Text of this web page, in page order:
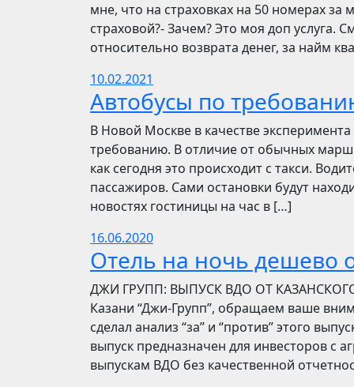
мне, что на страховках на 50 номерах за
страховой?- Зачем? Это моя доп услуга.
относительно возврата денег, за найм
10.02.2021
Автобусы по
В Новой Москве в качестве
требованию. В отличие от обычных
как сегодня это происходит с такси.
пассажиров. Сами остановки будут
новостях гостиницы на час в […]
16.06.2020
Отель на ночь дешево
​​ДЖИ ГРУПП: ВЫПУСК ВДО ОТ
Казани “Джи-Групп”, обращаем ваше
сделал анализ “за” и “против” этого
выпуск предназначен для инвесторов с
выпускам ВДО без качественной